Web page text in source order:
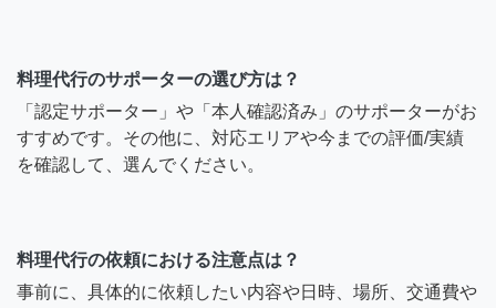
料理代行のサポーターの選び方は？
「認定サポーター」や「本人確認済み」のサポーターがお
すすめです。その他に、対応エリアや今までの評価/実績
を確認して、選んでください。
料理代行の依頼における注意点は？
事前に、具体的に依頼したい内容や日時、場所、交通費や